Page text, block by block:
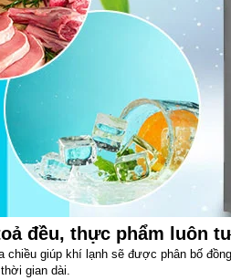
đều, thực phẩm luôn
chiều giúp khí lạnh sẽ được phân bố
gian dài.